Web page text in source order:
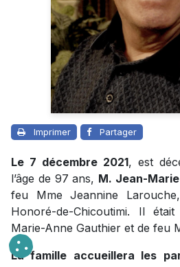
Imprimer Partager
Le 7 décembre 2021, est
l’âge de 97 ans, M. Jean-
feu Mme Jeannine
Honoré-de-Chicoutimi. Il
Marie-Anne Gauthier et de feu
La famille accueillera les